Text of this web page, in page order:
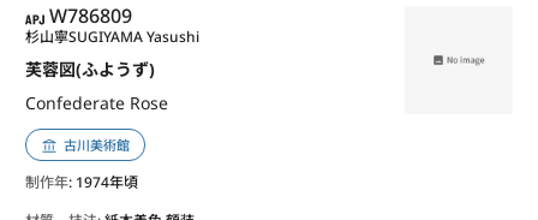
APJ
W786809
芙蓉図(ふようず)
Confederate Rose
杉山寧SUGIYAMA Yasushi
古川美術館
制作年: 1974年頃